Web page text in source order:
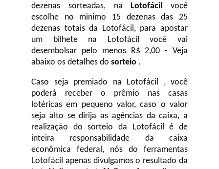
dezenas sorteadas, na Lotofácil você
escolhe no minimo 15 dezenas das 25
dezenas totais da Lotofácil, para apostar
um bilhete na Lotofácil você vai
desembolsar pelo menos R$ 2,00 - Veja
abaixo os detalhes do sorteio .
Caso seja premiado na Lotofácil , você
poderá receber o prêmio nas casas
lotéricas em pequeno valor, caso o valor
seja alto se dirija as agências da caixa, a
realização do sorteio da Lotofácil é de
inteira responsabilidade da caixa
econômica federal, nós do ferramentas
Lotofácil apenas divulgamos o resultado da